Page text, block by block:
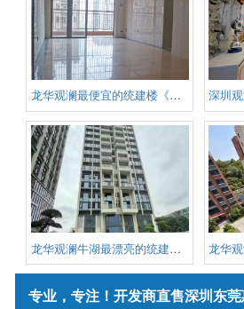
龙华观澜最便宜的统建楼《悦山府
龙华观澜牛湖最漂亮的统建楼《港
专业，专注！开发商直售深圳东